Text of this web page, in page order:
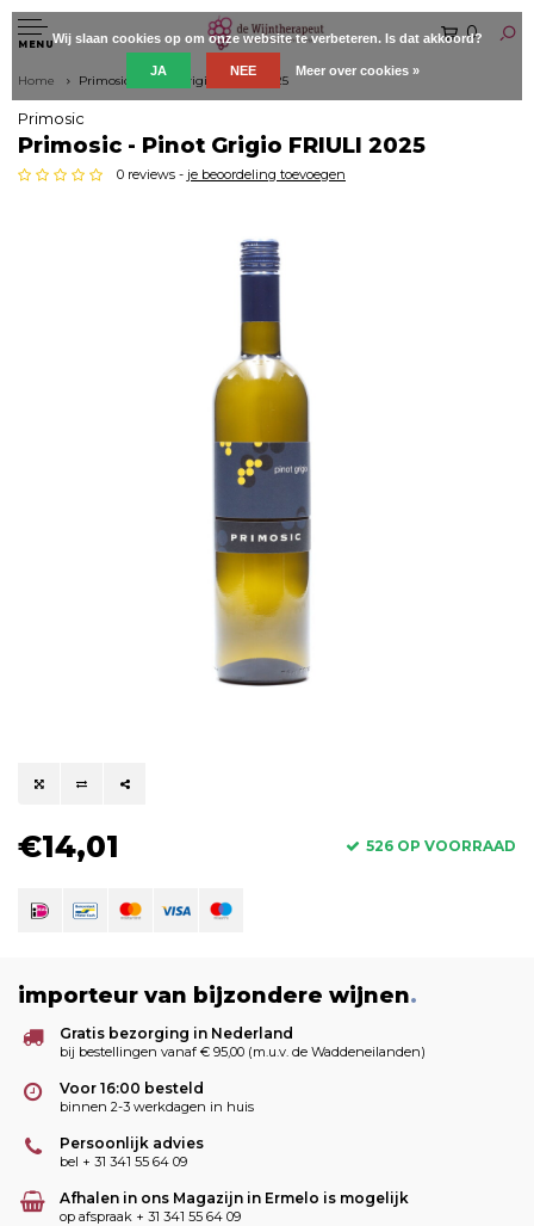
MENU
0
Home Primosic - Pinot Grigio FRIULI 2025
Primosic
Primosic - Pinot Grigio FRIULI 2025
0 reviews - je beoordeling toevoegen
€14,01 526 OP VOORRAAD
importeur van bijzondere wijnen.
Gratis bezorging in Nederland
bij bestellingen vanaf € 95,00 (m.u.v. de Waddeneilanden)
Voor 16:00 besteld
binnen 2-3 werkdagen in huis
Persoonlijk advies
bel + 31 341 55 64 09
Afhalen in ons Magazijn in Ermelo is mogelijk
op afspraak + 31 341 55 64 09
Wij slaan cookies op om onze website te verbeteren. Is dat akkoord?
JA NEE Meer over cookies »